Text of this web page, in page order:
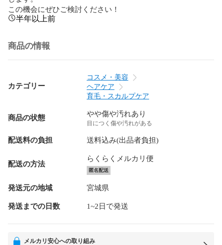
この機会にぜひご検討ください！
半年以上前
商品の情報
カテゴリー
コスメ・美容
ヘアケア
育毛・スカルプケア
商品の状態 やや傷や汚れあり
目につく傷や汚れがある
配送料の負担 送料込み(出品者負担)
配送の方法
らくらくメルカリ便
匿名配送
発送元の地域 宮城県
発送までの日数 1~2日で発送
メルカリ安心への取り組み